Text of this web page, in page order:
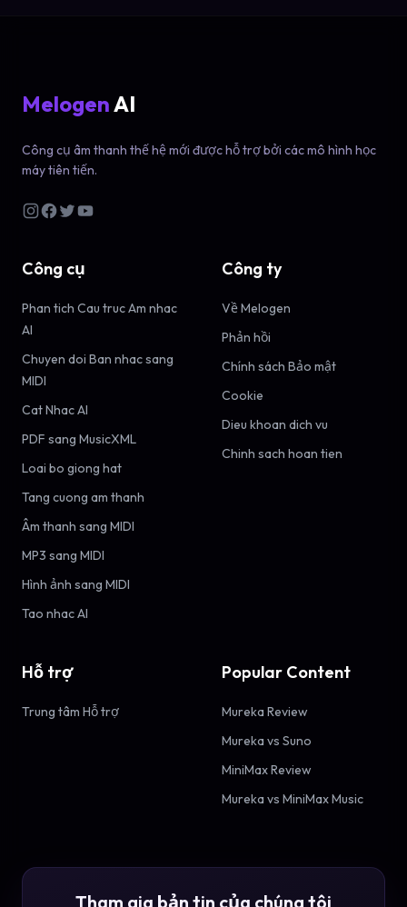
MelogenAI
Công cụ âm thanh thế hệ mới được hỗ trợ bởi các mô hình học
máy tiên tiến.
Công cụ
Phan tich Cau truc Am nhac
AI
Chuyen doi Ban nhac sang
MIDI
Cat Nhac AI
PDF sang MusicXML
Loai bo giong hat
Tang cuong am thanh
Âm thanh sang MIDI
MP3 sang MIDI
Hình ảnh sang MIDI
Tao nhac AI
Công ty
Về Melogen
Phản hồi
Chính sách Bảo mật
Cookie
Dieu khoan dich vu
Chinh sach hoan tien
Hỗ trợ
Trung tâm Hỗ trợ
Popular Content
Mureka Review
Mureka vs Suno
MiniMax Review
Mureka vs MiniMax Music
Tham gia bản tin của chúng tôi